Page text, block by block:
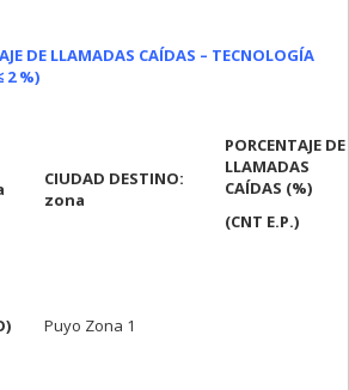
DE LLAMADAS CAÍDAS – TECNOLOGÍA
2 %)
CIUDAD DESTINO:
zona
PORCENTAJE DE
LLAMADAS
CAÍDAS (%)
(CNT E.P.)
Puyo Zona 1